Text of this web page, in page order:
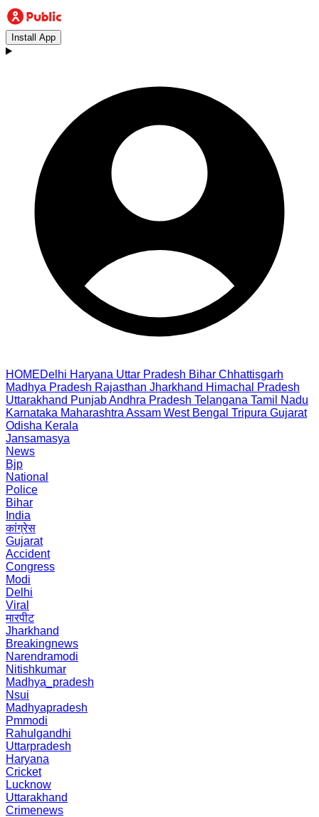
Install App
HOMEDelhi Haryana Uttar Pradesh Bihar Chhattisgarh
Madhya Pradesh Rajasthan Jharkhand Himachal Pradesh
Uttarakhand PunjabAndhra Pradesh Telangana Tamil Nadu
Karnataka Maharashtra Assam West Bengal Tripura Gujarat
Odisha Kerala
Jansamasya
News
Bjp
National
Police
Bihar
India
कांग्रेस
Gujarat
Accident
Congress
Modi
Delhi
Viral
मारपीट
Jharkhand
Breakingnews
Narendramodi
Nitishkumar
Madhya_pradesh
Nsui
Madhyapradesh
Pmmodi
Rahulgandhi
Uttarpradesh
Haryana
Cricket
Lucknow
Uttarakhand
Crimenews